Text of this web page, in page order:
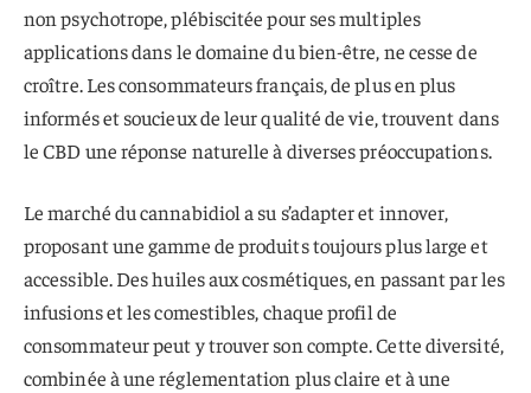
non psychotrope, plébiscitée pour ses multiples
applications dans le domaine du bien-être, ne cesse de
croître. Les consommateurs français, de plus en plus
informés et soucieux de leur qualité de vie, trouvent dans
le CBD une réponse naturelle à diverses préoccupations.
Le marché du cannabidiol a su s’adapter et innover,
proposant une gamme de produits toujours plus large et
accessible. Des huiles aux cosmétiques, en passant par les
infusions et les comestibles, chaque profil de
consommateur peut y trouver son compte. Cette diversité,
combinée à une réglementation plus claire et à une